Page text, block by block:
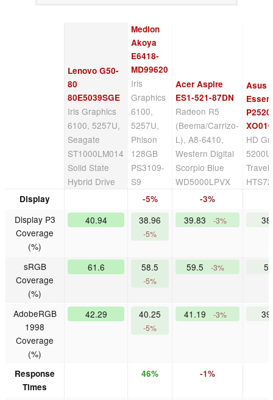
Lenovo G50-
80
80E5039SGE
Iris Graphics
6100, 5257U,
Seagate
ST1000LM014
Solid State
Hybrid Drive
Medion
Akoya
E6418-
MD99620
Iris
Graphics
6100,
5257U,
Phison
128GB
PS3109-
S9
Acer Aspire
ES1-521-87DN
Radeon R5
(Beema/Carrizo-
L), A8-6410,
Western Digital
Scorpio Blue
WD5000LPVX
Asus
HD
Display -5% -3%
Display P3
Coverage
(%)
40.94 38.96
-5%
39.83 -3%
sRGB
Coverage
(%)
61.6 58.5
-5%
59.5 -3%
AdobeRGB
1998
Coverage
(%)
42.29 40.25
-5%
41.19 -3%
Response
Times
46% -1%